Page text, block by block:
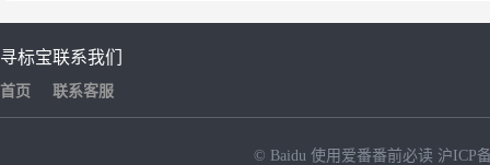
寻标宝
首页
联系我们
联系客服
© Baidu 使用爱番番前必读 沪ICP